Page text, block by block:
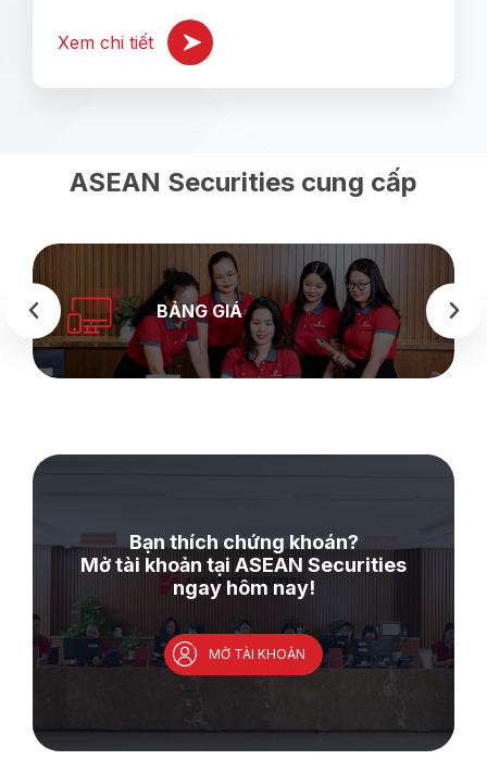
Xem chi tiết
ASEAN Securities cung cấp
BẢNG GIÁ
Bạn thích chứng khoán?
Mở tài khoản tại ASEAN Securities
ngay hôm nay!
MỞ TÀI KHOẢN